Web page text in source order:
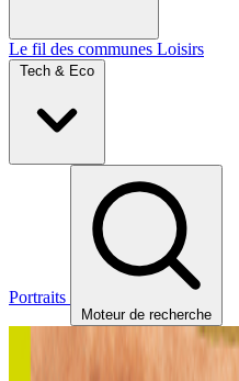
Le fil des communes Loisirs
Tech & Eco
Portraits
Moteur de recherche